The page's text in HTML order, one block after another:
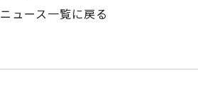
ニュース一覧に戻る